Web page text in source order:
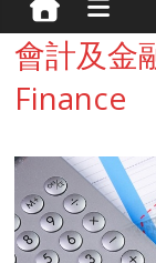
會計及金
Finance